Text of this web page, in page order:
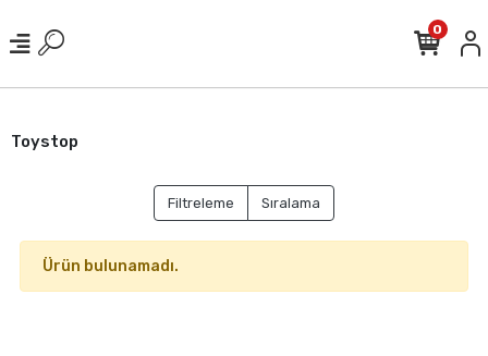
0
Toystop
Filtreleme Sıralama
Ürün bulunamadı.